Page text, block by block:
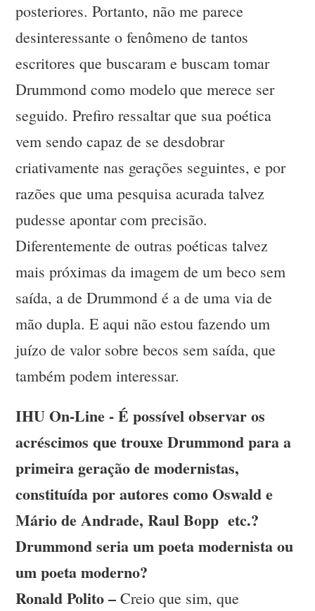
posteriores. Portanto, não me parece
desinteressante o fenômeno de tantos
escritores que buscaram e buscam tomar
Drummond como modelo que merece ser
seguido. Prefiro ressaltar que sua poética
vem sendo capaz de se desdobrar
criativamente nas gerações seguintes, e por
razões que uma pesquisa acurada talvez
pudesse apontar com precisão.
Diferentemente de outras poéticas talvez
mais próximas da imagem de um beco sem
saída, a de Drummond é a de uma via de
mão dupla. E aqui não estou fazendo um
juízo de valor sobre becos sem saída, que
também podem interessar.
IHU On-Line - É possível observar os
acréscimos que trouxe Drummond para a
primeira geração de modernistas,
constituída por autores como Oswald e
Mário de Andrade, Raul Bopp etc.?
Drummond seria um poeta modernista ou
um poeta moderno?
Ronald Polito – Creio que sim, que